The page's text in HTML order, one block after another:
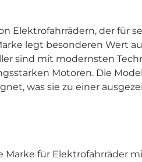
Elektrofahrrädern, der für
legt besonderen Wert
sind mit modernsten
Motoren. Die
was sie zu einer
Marke für Elektrofahrräder